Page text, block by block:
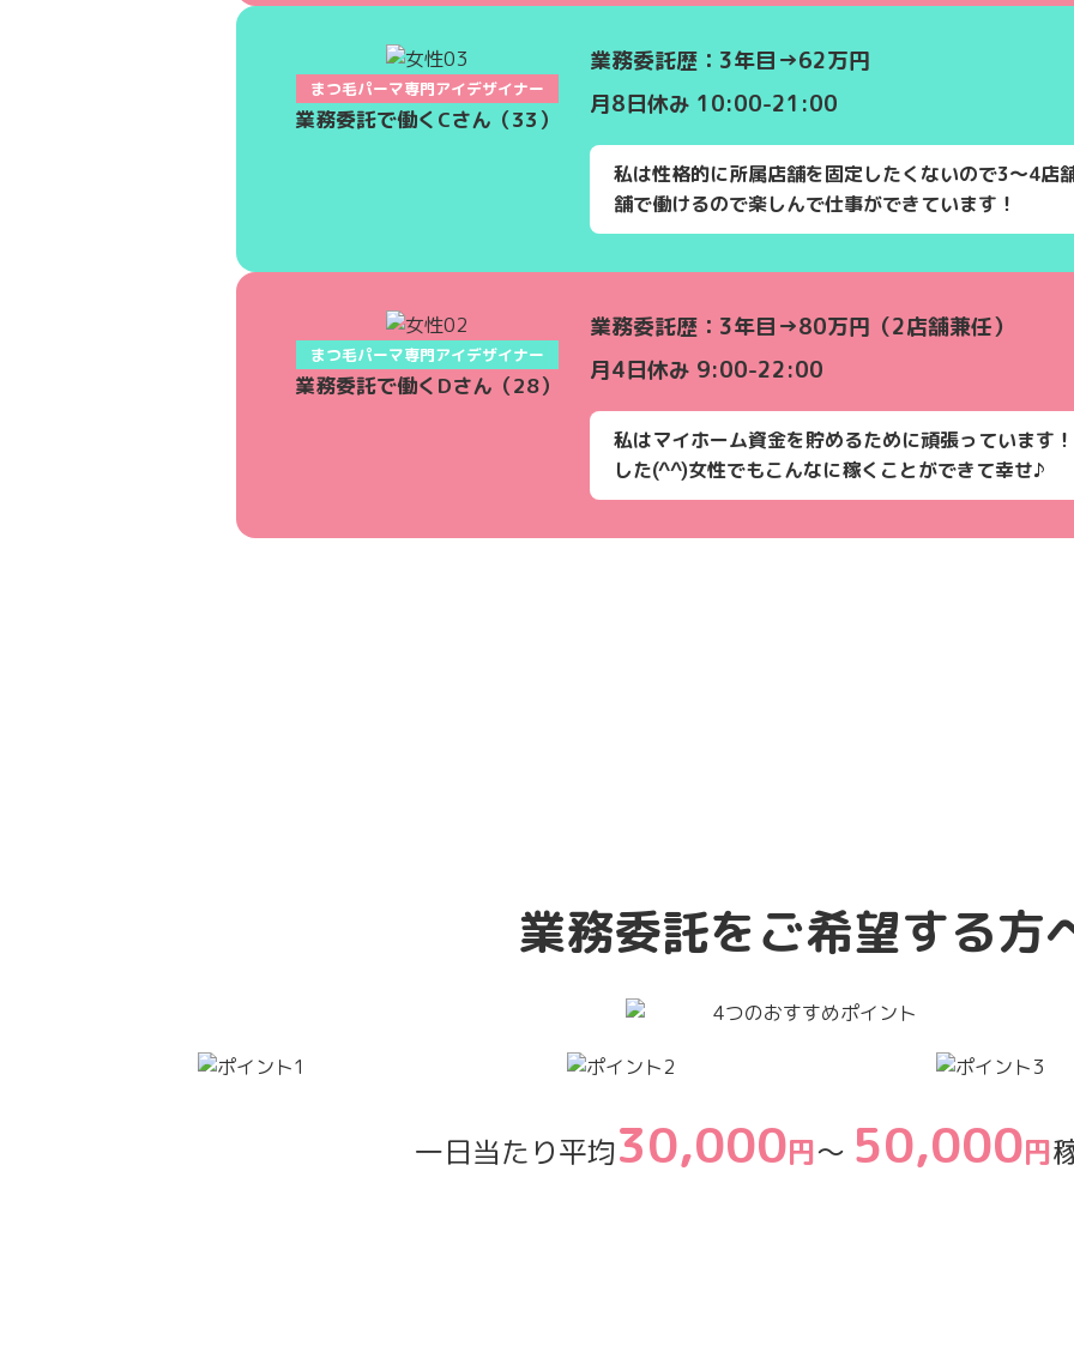
まつ毛パーマ専門アイデザイナー
業務委託で働くCさん（33）
業務委託歴：3年目→62万円
月8日休み 10:00-21:00
私は性格的に所属店舗を固定したくないので3〜4店
舗で働けるので楽しんで仕事ができています！
まつ毛パーマ専門アイデザイナー
業務委託で働くDさん（28）
業務委託歴：3年目→80万円（2店舗兼任）
月4日休み 9:00-22:00
私はマイホーム資金を貯めるために頑張っています
した(^^)女性でもこんなに稼くことができて幸せ♪
業務委託をご希望する方
一日当たり平均30,000円～ 50,000円